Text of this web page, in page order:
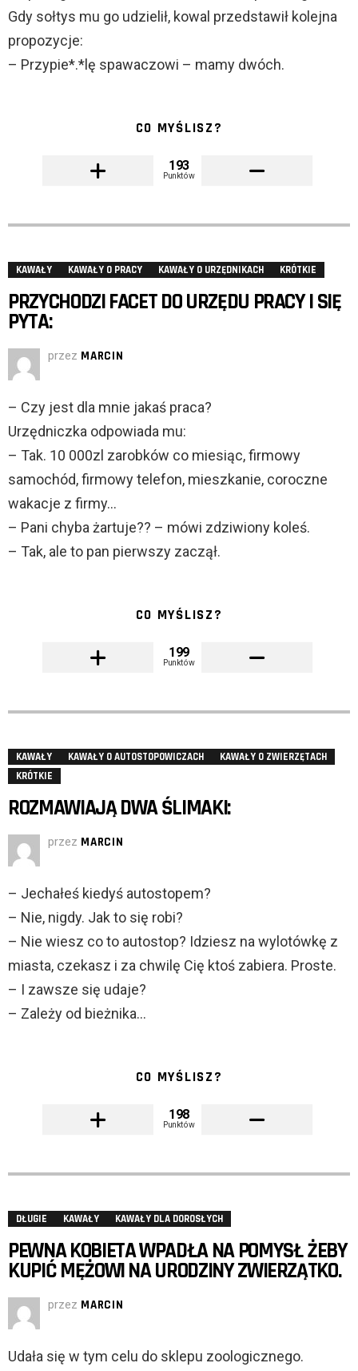
Gdy sołtys mu go udzielił, kowal przedstawił kolejna
propozycje:
– Przypie*.*lę spawaczowi – mamy dwóch.
CO MYŚLISZ?
193
Punktów
KAWAŁY KAWAŁY O PRACY KAWAŁY O URZĘDNIKACH KRÓTKIE
PRZYCHODZI FACET DO URZĘDU PRACY I SIĘ
PYTA:
przez MARCIN
– Czy jest dla mnie jakaś praca?
Urzędniczka odpowiada mu:
– Tak. 10 000zl zarobków co miesiąc, firmowy
samochód, firmowy telefon, mieszkanie, coroczne
wakacje z firmy…
– Pani chyba żartuje?? – mówi zdziwiony koleś.
– Tak, ale to pan pierwszy zaczął.
CO MYŚLISZ?
199
Punktów
KAWAŁY KAWAŁY O AUTOSTOPOWICZACH
KAWAŁY O ZWIERZĘTACH
KRÓTKIE
ROZMAWIAJĄ DWA ŚLIMAKI:
przez MARCIN
– Jechałeś kiedyś autostopem?
– Nie, nigdy. Jak to się robi?
– Nie wiesz co to autostop? Idziesz na wylotówkę z
miasta, czekasz i za chwilę Cię ktoś zabiera. Proste.
– I zawsze się udaje?
– Zależy od bieżnika…
CO MYŚLISZ?
198
Punktów
DŁUGIE KAWAŁY KAWAŁY DLA DOROSŁYCH
PEWNA KOBIETA WPADŁA NA POMYSŁ ŻEBY
KUPIĆ MĘŻOWI NA URODZINY ZWIERZĄTKO.
przez MARCIN
Udała się w tym celu do sklepu zoologicznego.